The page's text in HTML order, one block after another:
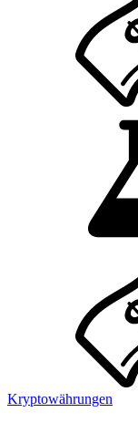
Kryptowährungen